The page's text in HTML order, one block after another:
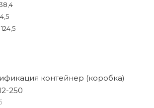
124,5
контейнер (коробка)
250